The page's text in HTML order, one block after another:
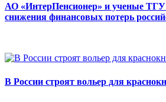
АО «ИнтерПенсионер» и ученые ТГУ
снижения финансовых потерь
В России строят вольер для